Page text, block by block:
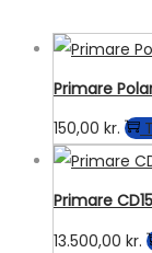
Primare
150,00 kr.
Primare
13.500,00 kr.